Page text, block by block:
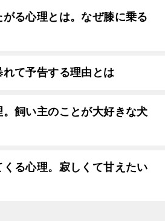
る心理とは。なぜ膝に乗る
て予告する理由とは
飼い主のことが大好きな犬
る心理。寂しくて甘えたい